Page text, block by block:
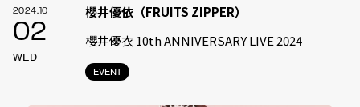
2024.10
02
WED
EVENT
櫻井優依（FRUITS ZIPPER）
櫻井優衣 10th ANNIVERSARY LIVE 2024